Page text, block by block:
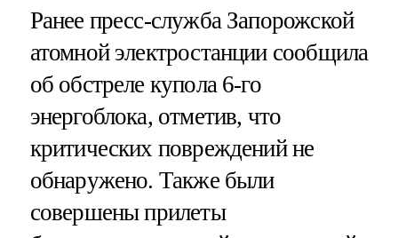
Ранее пресс-служба Запорожской
атомной электростанции сообщила
об обстреле купола 6-го
энергоблока, отметив, что
критических повреждений не
обнаружено. Также были
совершены прилеты